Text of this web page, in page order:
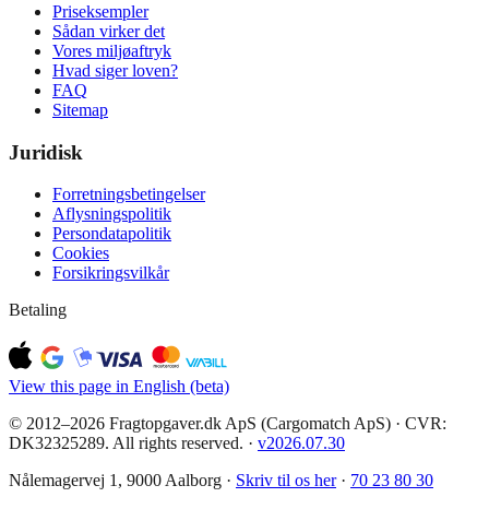
Priseksempler
Sådan virker det
Vores miljøaftryk
Hvad siger loven?
FAQ
Sitemap
Juridisk
Forretningsbetingelser
Aflysningspolitik
Persondatapolitik
Cookies
Forsikringsvilkår
Betaling
View this page in English (beta)
© 2012–2026 Fragtopgaver.dk ApS (Cargomatch ApS) · CVR:
DK32325289. All rights reserved. · v2026.07.30
Nålemagervej 1, 9000 Aalborg · Skriv til os her · 70 23 80 30